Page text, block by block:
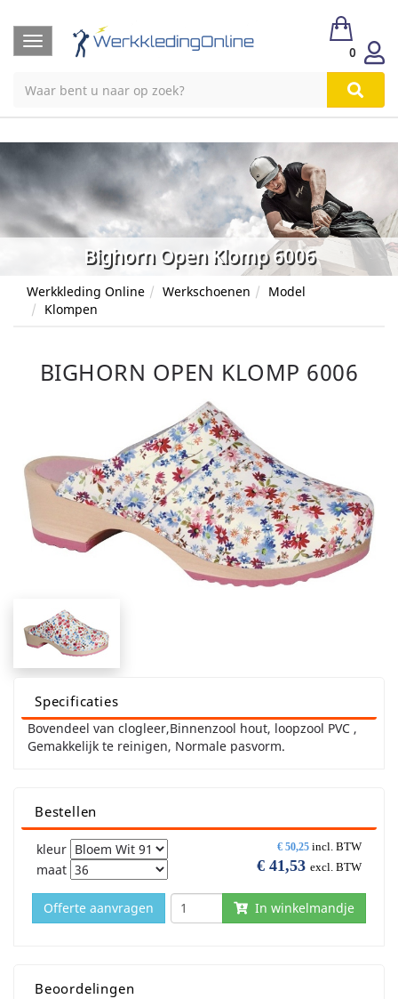
Toggle
navigation
0
Bighorn Open Klomp 6006
Werkkleding Online Werkschoenen
Model
Klompen
BIGHORN OPEN KLOMP 6006
Specificaties
Bovendeel van clogleer,Binnenzool hout, loopzool PVC ,
Gemakkelijk te reinigen, Normale pasvorm.
Bestellen
€ 50,25 incl. BTW
€ 41,53 excl. BTW
kleur
maat
In winkelmandje
Offerte aanvragen
Beoordelingen